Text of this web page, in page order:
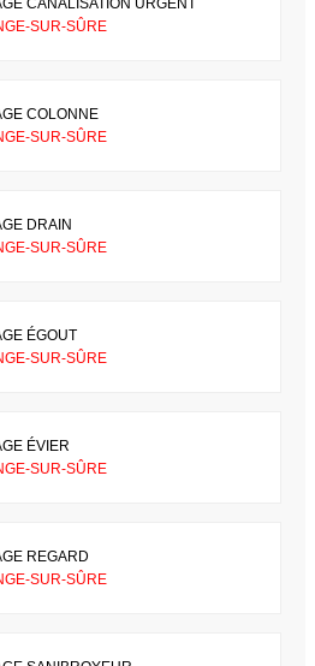
SUR-SÛRE
COLONNE
SUR-SÛRE
DRAIN
SUR-SÛRE
ÉGOUT
SUR-SÛRE
ÉVIER
SUR-SÛRE
REGARD
SUR-SÛRE